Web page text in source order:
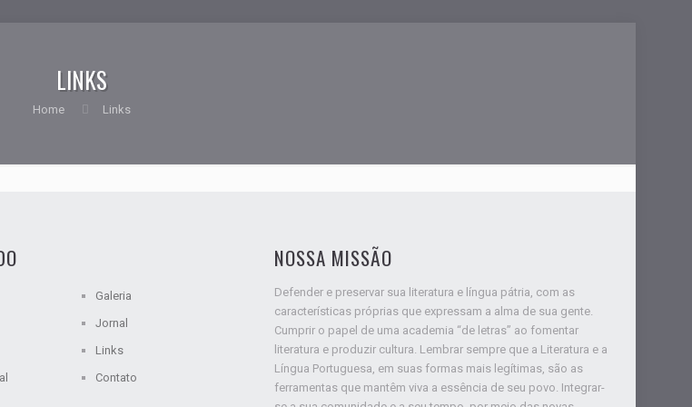
LINKS
Home Links
Galeria
Jornal
Links
Contato
NOSSA MISSÃO
Defender e preservar sua literatura e língua pátria, com as
características próprias que expressam a alma de sua gente.
Cumprir o papel de uma academia “de letras” ao fomentar
literatura e produzir cultura. Lembrar sempre que a Literatura e a
Língua Portuguesa, em suas formas mais legítimas, são as
ferramentas que mantêm viva a essência de seu povo. Integrar-